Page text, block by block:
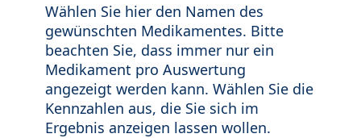
Wählen Sie hier den Namen des
gewünschten Medikamentes. Bitte
beachten Sie, dass immer nur ein
Medikament pro Auswertung
angezeigt werden kann. Wählen Sie die
Kennzahlen aus, die Sie sich im
Ergebnis anzeigen lassen wollen.